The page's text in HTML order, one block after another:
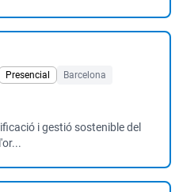
Presencial
Barcelona
i gestió sostenible del